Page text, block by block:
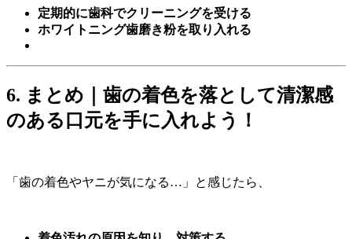
定期的に歯科でクリーニングを受ける
ホワイトニング歯磨き粉を取り入れる
6. まとめ｜歯の着色を落として清潔感
のある口元を手に入れよう！
「歯の着色やヤニが気になる…」と感じたら、